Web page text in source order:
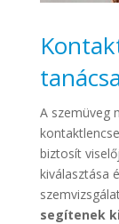
A szemüveg
biztosít
kiválasztása
segítenek